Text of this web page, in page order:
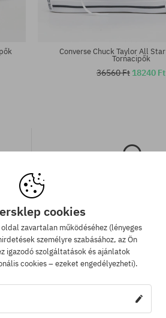
Elérhető méretek:
Converse Chuck Taylor All
Tornacipők
36560 Ft 18240 Ft
Legjobb ár
A legjobb árak nálunk
véletlenül egy más
megtalálnád a termékünket
áron, akkor csak neked
árát!
cookies
zavartalan működéséhez (lényeges
személyre szabásához, az Ön
igazodó szolgáltatások és ajánlatok
cookies – ezeket engedélyezheti).